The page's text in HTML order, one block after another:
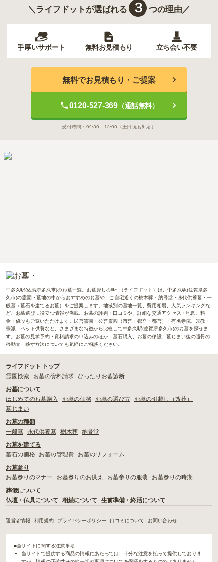
＼ライフドットが選ばれる ３ つの理由／
手厚いサポート 無料お見積もり 立ち会い不要
無料でお見積もり・ご提案
0120-527-369（通話無料）
受付時間： 09:30～18:00 （土日祝も対応）
中多久駅(佐賀県多久市)のお墓一覧。お墓探しのlife.（ライフドット）は、中多久駅(佐賀県多
久市)の霊園・墓地の中からおすすめのお墓や、ご自宅近くの樹木葬・納骨堂・永代供養墓・一
般墓（墓石を建てるお墓）をご提案します。地域別の墓地一覧、費用相場、人気ランキングな
ど、お墓選びに役立つ情報が満載。お墓の評判・口コミや、詳細な交通アクセス・地図、料
金・値段もご覧いただけます。民営霊園・公営霊園（市営・都立・都営）・有名寺院、宗教・
宗派、ペット供養など、さまざまな特徴から比較して中多久駅(佐賀県多久市)のお墓を探せま
す。お墓の見学予約・資料請求の申込みのほか、墓石購入、お墓の移設、墓じまい後の遺骨の
移動先・移す方法についても気軽にご相談ください。
ライフドット トップ
霊園検索
お墓の資料請求 ぴったりお墓診断
お墓について
はじめてのお墓購入
お墓の価格 お墓の選び方
お墓の引越し（改葬）
墓じまい
お墓の種類
一般墓
永代供養墓 樹木葬 納骨堂
お墓を建てる
墓石の価格
お墓の管理費
お墓のリフォーム
お墓参り
お墓参りのマナー
お墓参りのお供え お墓参りの服装
お墓参りの時期
葬儀について
仏壇・仏具について
相続について 生前準備・終活について
運営者情報 利用規約 プライバシーポリシー 口コミについて お問い合わせ
■当サイトに関する注意事項
当サイトで提供する商品の情報にあたっては、十分な注意を払って提供しておりま